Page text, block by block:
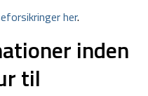
her.
inden
til